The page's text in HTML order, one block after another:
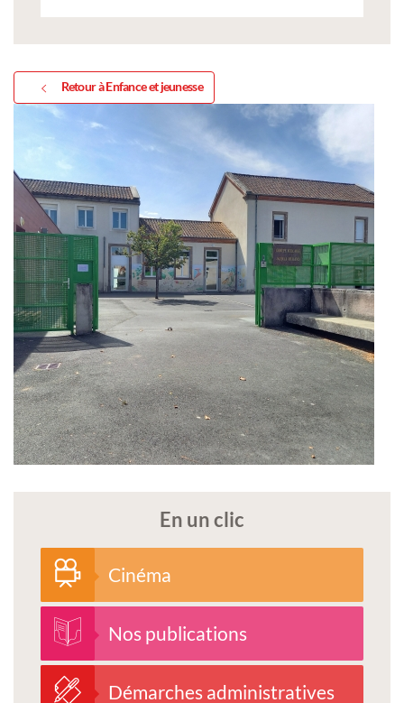
Retour à Enfance et jeunesse
En un clic
Cinéma
Nos publications
Démarches administratives